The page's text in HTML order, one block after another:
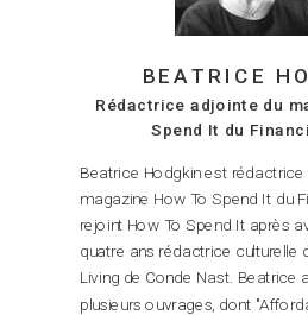
BEATRICE
Rédactrice adjointe du
Spend It du
Beatrice Hodgkin est
magazine How To Spend It du
rejoint How To Spend It après
quatre ans rédactrice culturelle
Living de Conde Nast. Beatrice
plusieurs ouvrages, dont